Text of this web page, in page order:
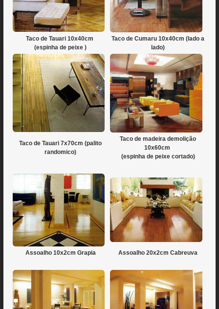
Taco de Tauari 10x40cm
(espinha de peixe )
Taco de Cumaru 10x40cm (lado a
lado)
Taco de Tauari 7x70cm (palito
randomico)
Taco de madeira demolição
10x60cm
(espinha de peixe cortado)
Assoalho 10x2cm Grapia Assoalho 20x2cm Cabreuva